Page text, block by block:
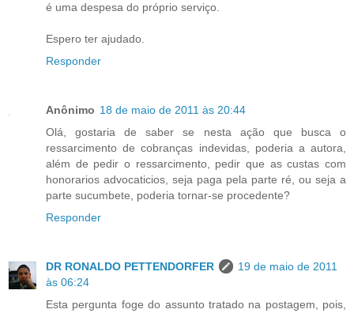
é uma despesa do próprio serviço.
Espero ter ajudado.
Responder
Anônimo 18 de maio de 2011 às 20:44
Olá, gostaria de saber se nesta ação que busca o
ressarcimento de cobranças indevidas, poderia a autora,
além de pedir o ressarcimento, pedir que as custas com
honorarios advocaticios, seja paga pela parte ré, ou seja a
parte sucumbete, poderia tornar-se procedente?
Responder
DR RONALDO PETTENDORFER
19 de maio de 2011
às 06:24
Esta pergunta foge do assunto tratado na postagem, pois,